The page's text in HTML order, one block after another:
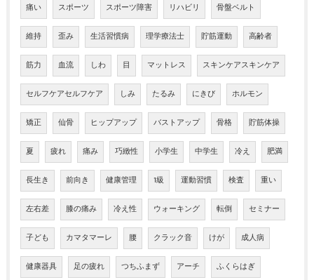
痛い スポーツ スポーツ障害 リハビリ 骨盤ベルト
維持 歪み 生活習慣病 理学療法士 貯筋運動 高齢者
筋力 血流 しわ 目 マットレス スキンケアスキンケア
セルフケアセルフケア しみ たるみ にきび ホルモン
矯正 仙骨 ヒップアップ バストアップ 骨格 貯筋体操
夏 疲れ 痛み 巧緻性 小学生 中学生 冷え 肥満
長生き 前向き 健康管理 1級 運動習慣 検査 重い
左右差 膝の痛み 冷え性 ウォーキング 転倒 セミナー
子ども カマタマーレ 腰 クラック音 けが 成人病
健康器具 足の疲れ つちふまず アーチ ふくらはぎ